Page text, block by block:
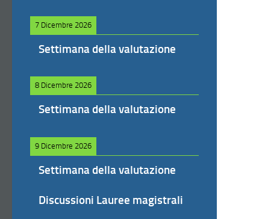
7 Dicembre 2026
Settimana della valutazione
8 Dicembre 2026
Settimana della valutazione
9 Dicembre 2026
Settimana della valutazione
Discussioni Lauree magistrali